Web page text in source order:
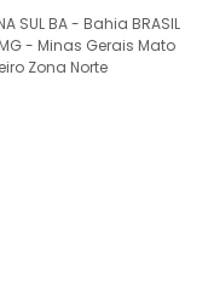
SUL BA - Bahia BRASIL
MG - Minas Gerais Mato
Zona Norte